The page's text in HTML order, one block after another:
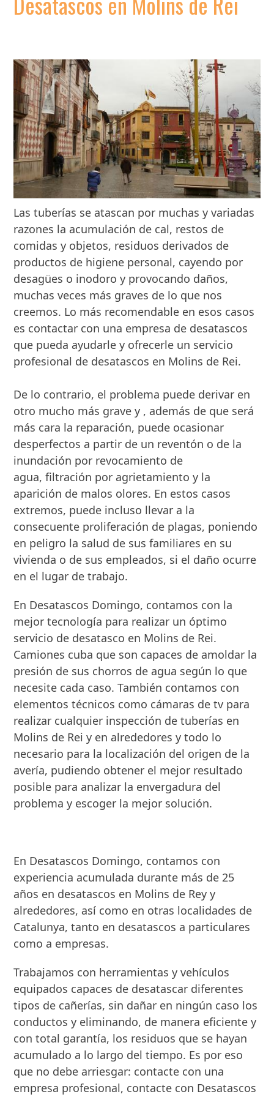
Las tuberías se atascan por muchas y variadas
razones la acumulación de cal, restos de
comidas y objetos, residuos derivados de
productos de higiene personal, cayendo por
desagües o inodoro y provocando daños,
muchas veces más graves de lo que nos
creemos. Lo más recomendable en esos casos
es contactar con una empresa de desatascos
que pueda ayudarle y ofrecerle un servicio
profesional de desatascos en Molins de Rei.
De lo contrario, el problema puede derivar en
otro mucho más grave y , además de que será
más cara la reparación, puede ocasionar
desperfectos a partir de un reventón o de la
inundación por revocamiento de
agua, filtración por agrietamiento y la
aparición de malos olores. En estos casos
extremos, puede incluso llevar a la
consecuente proliferación de plagas, poniendo
en peligro la salud de sus familiares en su
vivienda o de sus empleados, si el daño ocurre
en el lugar de trabajo.
En Desatascos Domingo, contamos con la
mejor tecnología para realizar un óptimo
servicio de desatasco en Molins de Rei.
Camiones cuba que son capaces de amoldar la
presión de sus chorros de agua según lo que
necesite cada caso. También contamos con
elementos técnicos como cámaras de tv para
realizar cualquier inspección de tuberías en
Molins de Rei y en alrededores y todo lo
necesario para la localización del origen de la
avería, pudiendo obtener el mejor resultado
posible para analizar la envergadura del
problema y escoger la mejor solución.
En Desatascos Domingo, contamos con
experiencia acumulada durante más de 25
años en desatascos en Molins de Rey y
alrededores, así como en otras localidades de
Catalunya, tanto en desatascos a particulares
como a empresas.
Trabajamos con herramientas y vehículos
equipados capaces de desatascar diferentes
tipos de cañerías, sin dañar en ningún caso los
conductos y eliminando, de manera eficiente y
con total garantía, los residuos que se hayan
acumulado a lo largo del tiempo. Es por eso
que no debe arriesgar: contacte con una
empresa profesional, contacte con Desatascos